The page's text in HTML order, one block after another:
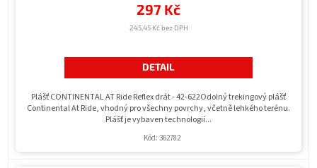
245,45 Kč bez DPH
297 Kč
DETAIL
Plášť CONTINENTAL AT Ride Reflex drát - 42-622Odolný trekingový plášť
Continental At Ride, vhodný pro všechny povrchy, včetně lehkého terénu.
Plášť je vybaven technologií...
Kód: 362782